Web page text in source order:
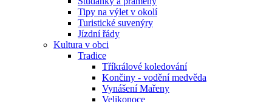
Tipy na výlet v okolí
Turistické suvenýry
Jízdní řády
Kultura v obci
Tradice
Tříkrálové koledování
Končiny - vodění medvěda
Vynášení Mařeny
Velikonoce